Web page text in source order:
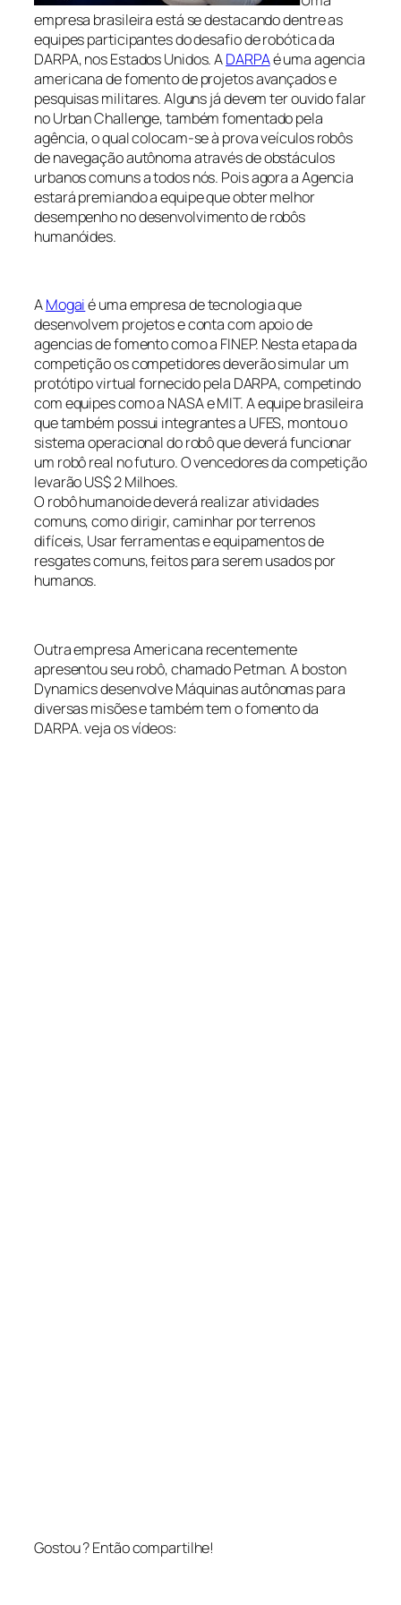
empresa brasileira está se destacando dentre as
equipes participantes do desafio de robótica da
DARPA, nos Estados Unidos. ADARPAé uma agencia
americana de fomento de projetos avançados e
pesquisas militares. Alguns já devem ter ouvido falar
no Urban Challenge, também fomentado pela
agência, o qual colocam-se à prova veículos robôs
de navegação autônoma através de obstáculos
urbanos comuns a todos nós. Pois agora a Agencia
estará premiando a equipe que obter melhor
desempenho no desenvolvimento de robôs
humanóides.
AMogaié uma empresa de tecnologia que
desenvolvem projetos e conta com apoio de
agencias de fomento como a FINEP. Nesta etapa da
competição os competidores deverão simular um
protótipo virtual fornecido pela DARPA, competindo
com equipes como a NASA e MIT. A equipe brasileira
que também possui integrantes a UFES, montou o
sistema operacional do robô que deverá funcionar
um robô real no futuro. O vencedores da competição
levarão US$ 2 Milhoes.
O robô humanoide deverá realizar atividades
comuns, como dirigir, caminhar por terrenos
difíceis, Usar ferramentas e equipamentos de
resgates comuns, feitos para serem usados por
humanos.
Outra empresa Americana recentemente
apresentou seu robô, chamado Petman. A boston
Dynamics desenvolve Máquinas autônomas para
diversas misões e também tem o fomento da
DARPA. veja os vídeos:
Gostou ? Então compartilhe!